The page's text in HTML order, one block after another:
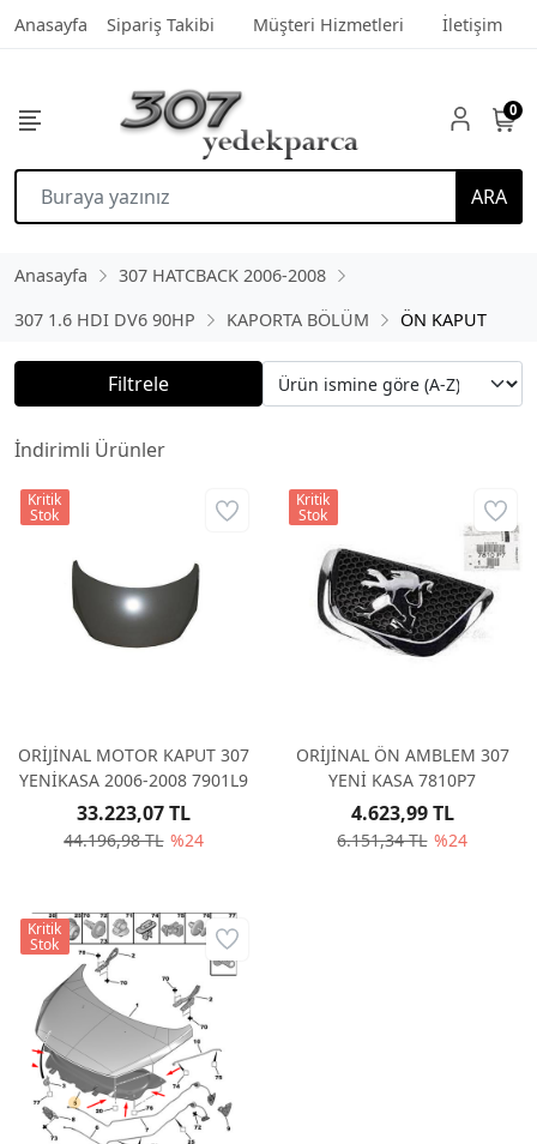
Anasayfa Sipariş Takibi Müşteri Hizmetleri İletişim
ARA
0
Anasayfa
307 HATCBACK 2006-2008
307 1.6 HDI DV6 90HP
KAPORTA BÖLÜM ÖN KAPUT
Filtrele
İndirimli Ürünler
ORİJİNAL MOTOR KAPUT 307
YENİKASA 2006-2008 7901L9
44.196,98 TL %24
33.223,07 TL
Kritik
Stok
ORİJİNAL ÖN AMBLEM 307
YENİ KASA 7810P7
6.151,34 TL %24
4.623,99 TL
Kritik
Stok
Kritik
Stok